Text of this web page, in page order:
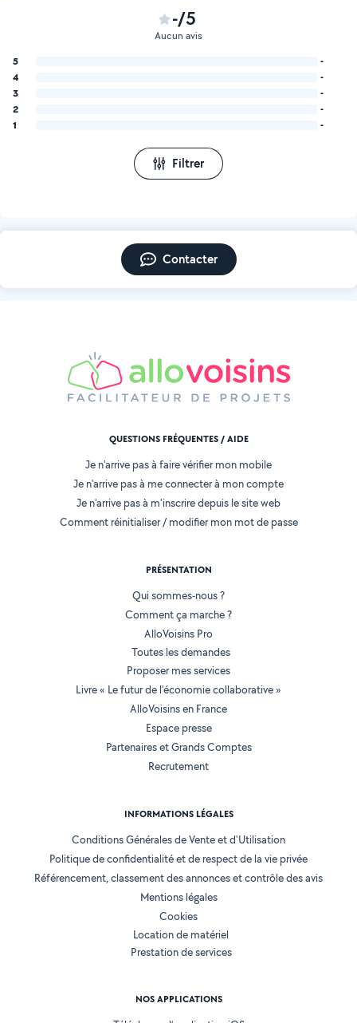
-/5
Aucun avis
5
-
4
-
3
-
2
-
1
-
Filtrer
Contacter
QUESTIONS FRÉQUENTES / AIDE
Je n'arrive pas à faire vérifier mon mobile
Je n'arrive pas à me connecter à mon compte
Je n'arrive pas à m'inscrire depuis le site web
Comment réinitialiser / modifier mon mot de passe
PRÉSENTATION
Qui sommes-nous ?
Comment ça marche ?
AlloVoisins Pro
Toutes les demandes
Proposer mes services
Livre « Le futur de l'économie collaborative »
AlloVoisins en France
Espace presse
Partenaires et Grands Comptes
Recrutement
INFORMATIONS LÉGALES
Conditions Générales de Vente et d'Utilisation
Politique de confidentialité et de respect de la vie privée
Référencement, classement des annonces et contrôle des avis
Mentions légales
Cookies
Location de matériel
Prestation de services
NOS APPLICATIONS